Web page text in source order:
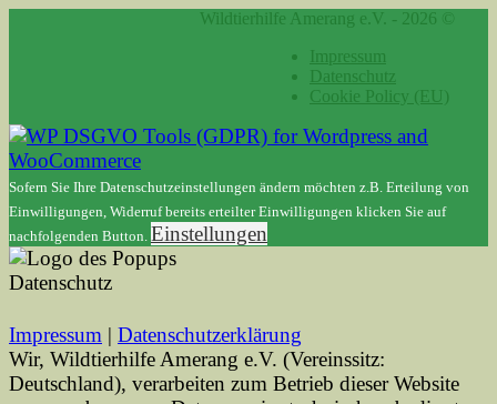
Wildtierhilfe Amerang e.V. - 2026 ©
Impressum
Datenschutz
Cookie Policy (EU)
Sofern Sie Ihre Datenschutzeinstellungen ändern möchten z.B. Erteilung von
Einwilligungen, Widerruf bereits erteilter Einwilligungen klicken Sie auf
nachfolgenden Button. Einstellungen
Datenschutz
Impressum | Datenschutzerklärung
Wir, Wildtierhilfe Amerang e.V. (Vereinssitz:
Deutschland), verarbeiten zum Betrieb dieser Website